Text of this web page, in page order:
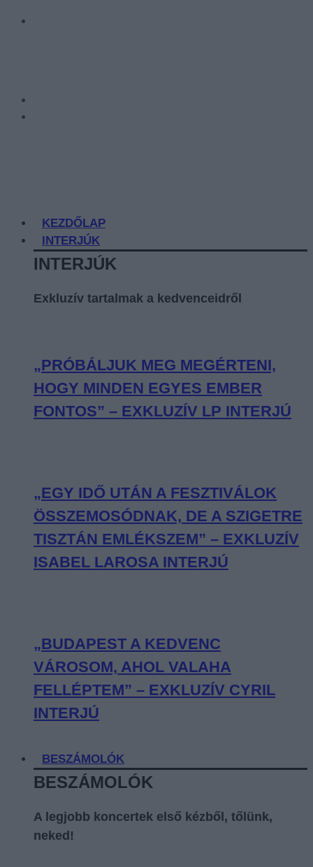
KEZDŐLAP
INTERJÚK
INTERJÚK
Exkluzív tartalmak a kedvenceidről
„PRÓBÁLJUK MEG MEGÉRTENI,
HOGY MINDEN EGYES EMBER
FONTOS” – EXKLUZÍV LP INTERJÚ
„EGY IDŐ UTÁN A FESZTIVÁLOK
ÖSSZEMOSÓDNAK, DE A SZIGETRE
TISZTÁN EMLÉKSZEM” – EXKLUZÍV
ISABEL LAROSA INTERJÚ
„BUDAPEST A KEDVENC
VÁROSOM, AHOL VALAHA
FELLÉPTEM” – EXKLUZÍV CYRIL
INTERJÚ
BESZÁMOLÓK
BESZÁMOLÓK
A legjobb koncertek első kézből, tőlünk,
neked!